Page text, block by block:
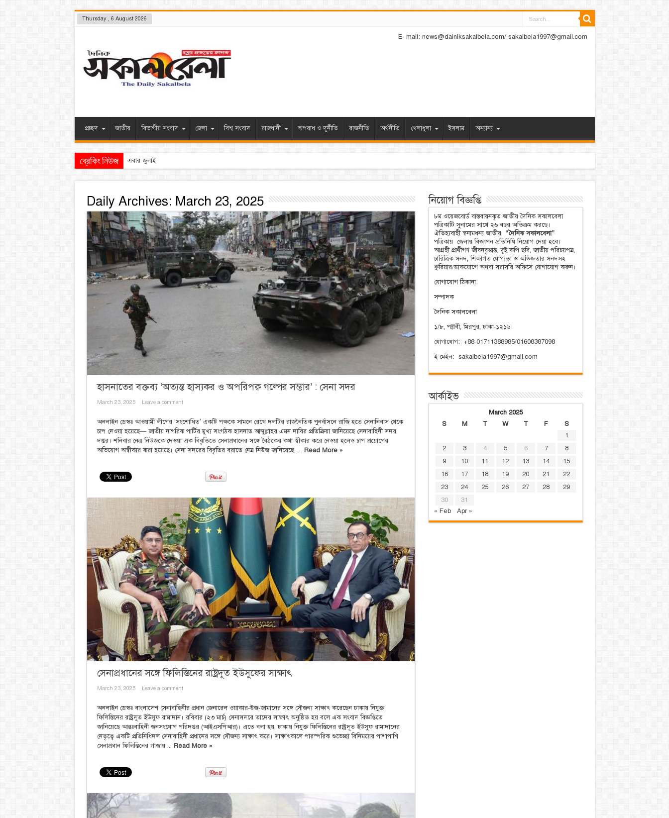
Thursday , 6 August 2026
E- mail: news@dainiksakalbela.com/ sakalbela1997@gmail.com
প্রচ্ছদ জাতীয় বিভাগীয় সংবাদ জেলা বিশ্ব সংবাদ রাজধানী অপরাধ ও দূর্নীতি রাজনীতি অর্থনীতি খেলাধুলা ইসলাম অন্যান্য
ব্রেকিং নিউজ এবার জুলাই হত্যা মামলার আসামিকে ছিনিয়ে নিলেন স্বেচ্ছাসেবক দলের নেতা
Daily Archives: March 23, 2025
হাসনাতের বক্তব্য ‘অত্যন্ত হাস্যকর ও অপরিপক্ব গল্পের সম্ভার’ : সেনা সদর
March 23, 2025 Leave a comment
অনলাইন ডেস্কঃ আওয়ামী লীগের ‘সংশোধিত’ একটি পক্ষকে সামনে রেখে দলটির রাজনৈতিক পুনর্বাসনে রাজি হতে সেনানিবাস থেকে
চাপ দেওয়া হয়েছে— জাতীয় নাগরিক পার্টির মুখ্য সংগঠক হাসনাত আব্দুল্লাহর এমন দাবির প্রতিক্রিয়া জানিয়েছে সেনাবাহিনী সদর
দপ্তর। শনিবার নেত্র নিউজকে দেওয়া এক বিবৃতিতে সেনাপ্রধানের সঙ্গে বৈঠকের কথা স্বীকার করে নেওয়া হলেও চাপ প্রয়োগের
অভিযোগ অস্বীকার করা হয়েছে। সেনা সদরের বিবৃতির বরাতে নেত্র নিউজ জানিয়েছে, ... Read More »
সেনাপ্রধানের সঙ্গে ফিলিস্তিনের রাষ্ট্রদূত ইউসুফের সাক্ষাৎ
March 23, 2025 Leave a comment
অনলাইন ডেস্কঃ বাংলাদেশ সেনাবাহিনীর প্রধান জেনারেল ওয়াকার-উজ-জামানের সঙ্গে সৌজন্য সাক্ষাৎ করেছেন ঢাকায় নিযুক্ত
ফিলিস্তিনের রাষ্ট্রদূত ইউসুফ রামাদান। রবিবার (২৩ মার্চ) সেনাসদরে তাদের সাক্ষাৎ অনুষ্ঠিত হয় বলে এক সংবাদ বিজ্ঞপ্তিতে
জানিয়েছে আন্তঃবাহিনী জনসংযোগ পরিদপ্তর (আইএসপিআর)। এতে বলা হয়, ঢাকায় নিযুক্ত ফিলিস্তিনের রাষ্ট্রদূত ইউসুফ রামাদানের
নেতৃত্বে একটি প্রতিনিধিদল সেনাবাহিনী প্রধানের সঙ্গে সৌজন্য সাক্ষাৎ করে। সাক্ষাৎকালে পারস্পরিক শুভেচ্ছা বিনিময়ের পাশাপাশি
সেনাপ্রধান ফিলিস্তিনের গাজায় ... Read More »
নিয়োগ বিজ্ঞপ্তি
৮ম ওয়েজবোর্ড বাস্তবায়নকৃত জাতীয় দৈনিক সকালবেলা
পত্রিকাটি সুনামের সাথে ২৬ বছর অতিক্রম করছে।
ঐতিহ্যবাহী স্বনামধন্য জাতীয় “দৈনিক সকালবেলা”
পত্রিকায় জেলায় বিজ্ঞাপন প্রতিনিধি নিয়োগ দেয়া হবে।
আগ্রহী প্রার্থীগণ জীবনবৃত্তান্ত, দুই কপি ছবি, জাতীয় পরিচয়পত্র,
চারিত্রিক সনদ, শিক্ষাগত যোগ্যতা ও অভিজ্ঞতার সনদসহ
কুরিয়ার/ডাকযোগে অথবা সরাসরি অফিসে যোগাযোগ করুন।
যোগাযোগ ঠিকানা:
সম্পাদক
দৈনিক সকালবেলা
১/৮, পল্লবী, মিরপুর, ঢাকা-১২১৬।
যোগাযোগ: +88-01711388985/01608387098
ই-মেইল: sakalbela1997@gmail.com
আর্কাইভ
March 2025
S
M T W T F
S
1
2
3 4 5 6 7
8
9
10 11 12 13 14
15
16
17 18 19 20 21
22
23
24 25 26 27 28
29
30
31
« Feb
Apr »